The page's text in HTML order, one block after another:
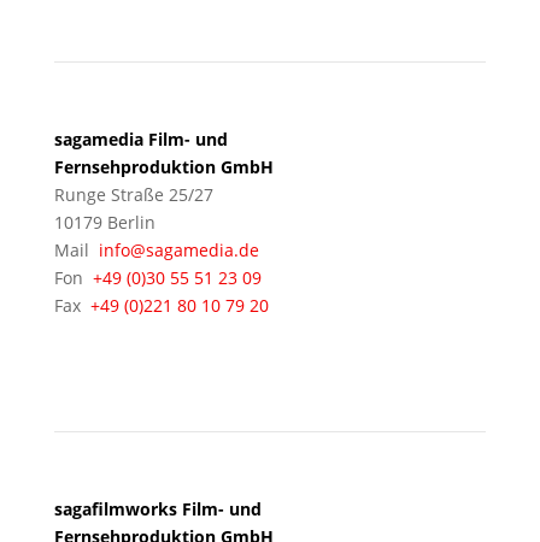
sagamedia Film- und
Fernsehproduktion GmbH
Runge Straße 25/27
10179 Berlin
Mail info@sagamedia.de
Fon +49 (0)30 55 51 23 09
Fax +49 (0)221 80 10 79 20
sagafilmworks Film- und
Fernsehproduktion GmbH